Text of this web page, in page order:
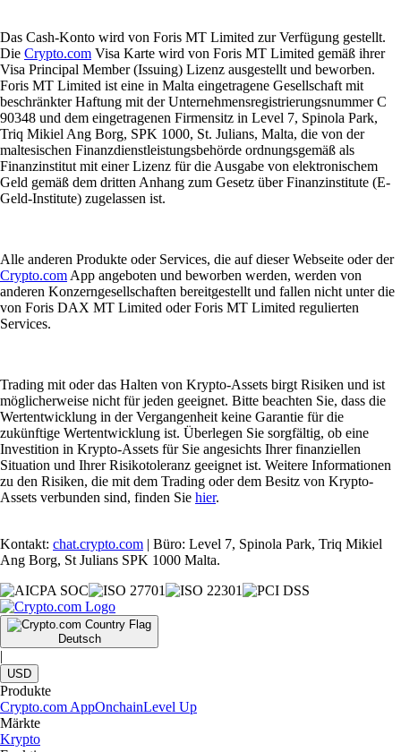
Das Cash-Konto wird von Foris MT Limited zur Verfügung gestellt.
Die Crypto.com Visa Karte wird von Foris MT Limited gemäß ihrer
Visa Principal Member (Issuing) Lizenz ausgestellt und beworben.
Foris MT Limited ist eine in Malta eingetragene Gesellschaft mit
beschränkter Haftung mit der Unternehmensregistrierungsnummer C
90348 und dem eingetragenen Firmensitz in Level 7, Spinola Park,
Triq Mikiel Ang Borg, SPK 1000, St. Julians, Malta, die von der
maltesischen Finanzdienstleistungsbehörde ordnungsgemäß als
Finanzinstitut mit einer Lizenz für die Ausgabe von elektronischem
Geld gemäß dem dritten Anhang zum Gesetz über Finanzinstitute (E-
Geld-Institute) zugelassen ist.
Alle anderen Produkte oder Services, die auf dieser Webseite oder der
Crypto.com App angeboten und beworben werden, werden von
anderen Konzerngesellschaften bereitgestellt und fallen nicht unter die
von Foris DAX MT Limited oder Foris MT Limited regulierten
Services.
Trading mit oder das Halten von Krypto-Assets birgt Risiken und ist
möglicherweise nicht für jeden geeignet. Bitte beachten Sie, dass die
Wertentwicklung in der Vergangenheit keine Garantie für die
zukünftige Wertentwicklung ist. Überlegen Sie sorgfältig, ob eine
Investition in Krypto-Assets für Sie angesichts Ihrer finanziellen
Situation und Ihrer Risikotoleranz geeignet ist. Weitere Informationen
zu den Risiken, die mit dem Trading oder dem Besitz von Krypto-
Assets verbunden sind, finden Sie hier.
Kontakt: chat.crypto.com | Büro: Level 7, Spinola Park, Triq Mikiel
Ang Borg, St Julians SPK 1000 Malta.
Deutsch
|
USD
Produkte
Crypto.com AppOnchainLevel Up
Märkte
Krypto